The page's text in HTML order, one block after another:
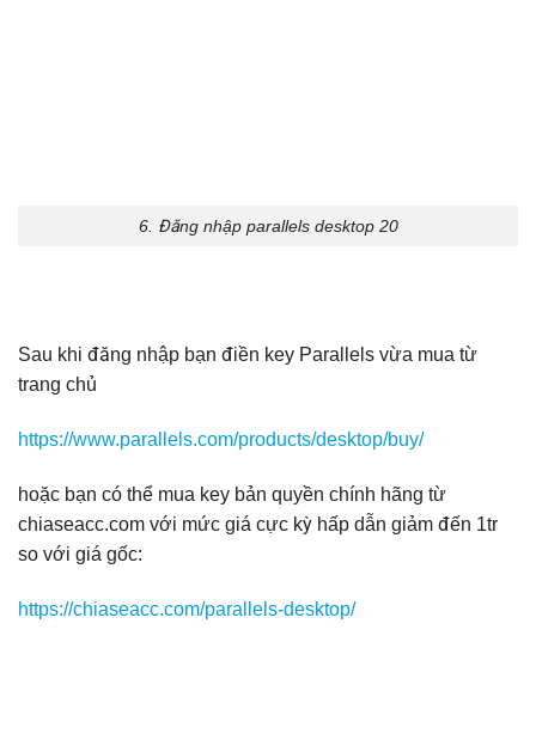
6. Đăng nhập parallels desktop 20
Sau khi đăng nhập bạn điền key Parallels vừa mua từ
trang chủ
https://www.parallels.com/products/desktop/buy/
hoặc bạn có thể mua key bản quyền chính hãng từ
chiaseacc.com với mức giá cực kỳ hấp dẫn giảm đến 1tr
so với giá gốc:
https://chiaseacc.com/parallels-desktop/